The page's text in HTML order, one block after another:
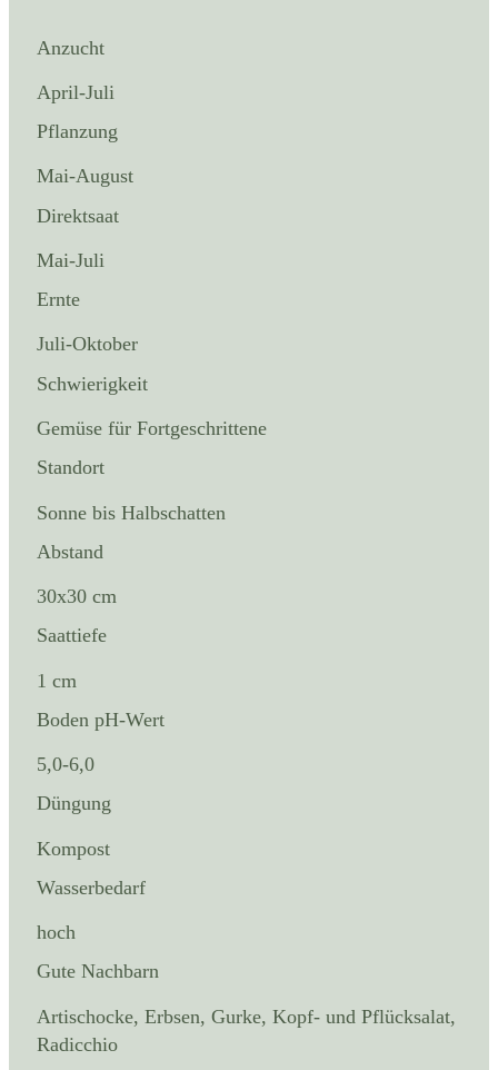
Anzucht
April-Juli
Pflanzung
Mai-August
Direktsaat
Mai-Juli
Ernte
Juli-Oktober
Schwierigkeit
Gemüse für Fortgeschrittene
Standort
Sonne bis Halbschatten
Abstand
30x30 cm
Saattiefe
1 cm
Boden pH-Wert
5,0-6,0
Düngung
Kompost
Wasserbedarf
hoch
Gute Nachbarn
Artischocke, Erbsen, Gurke, Kopf- und Pflücksalat,
Radicchio